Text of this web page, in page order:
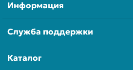
Информация
Служба поддержки
Каталог